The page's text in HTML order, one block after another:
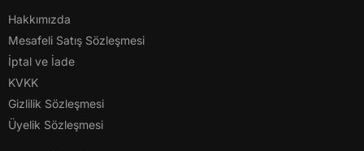
Hakkımızda
Mesafeli Satış Sözleşmesi
İptal ve İade
KVKK
Gizlilik Sözleşmesi
Üyelik Sözleşmesi